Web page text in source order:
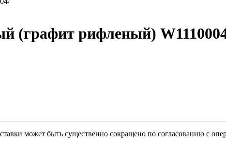
(графит рифленый)
может быть существенно сокращено по согласованию с